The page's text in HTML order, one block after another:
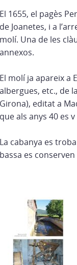
El 1655, el pagès
de Joanetes, i a
molí. Una de les
annexos.
El molí ja apareix a
albergues, etc., de
Girona), editat a
que als anys 40 es
La cabanya es
bassa es